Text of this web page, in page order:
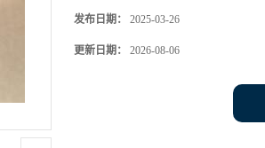
发布日期： 2025-03-26
更新日期： 2026-08-06